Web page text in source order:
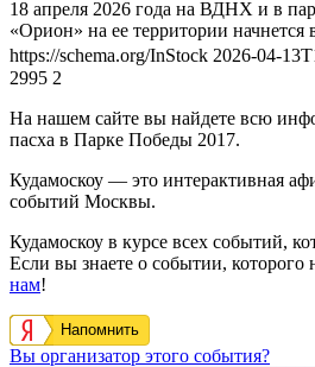
18 апреля 2026 года на ВДНХ и в
«Орион» на ее территории начнется
https://schema.org/InStock 2026-04-
2995 2
На нашем сайте вы найдете всю
пасха в Парке Победы 2017.
Кудамоскоу — это интерактивная
событий Москвы.
Кудамоскоу в курсе всех событий,
Если вы знаете о событии, которого
нам!
Напомнить
Вы организатор этого события?